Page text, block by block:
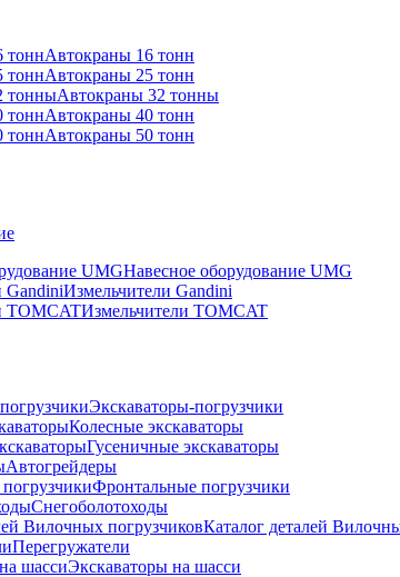
Автокраны 16 тонн
Автокраны 25 тонн
Автокраны 32 тонны
Автокраны 40 тонн
Автокраны 50 тонн
Навесное оборудование UMG
Измельчители Gandini
Измельчители TOMCAT
Экскаваторы-погрузчики
Колесные экскаваторы
Гусеничные экскаваторы
Автогрейдеры
Фронтальные погрузчики
Снегоболотоходы
Каталог деталей
Перегружатели
Экскаваторы на шасси